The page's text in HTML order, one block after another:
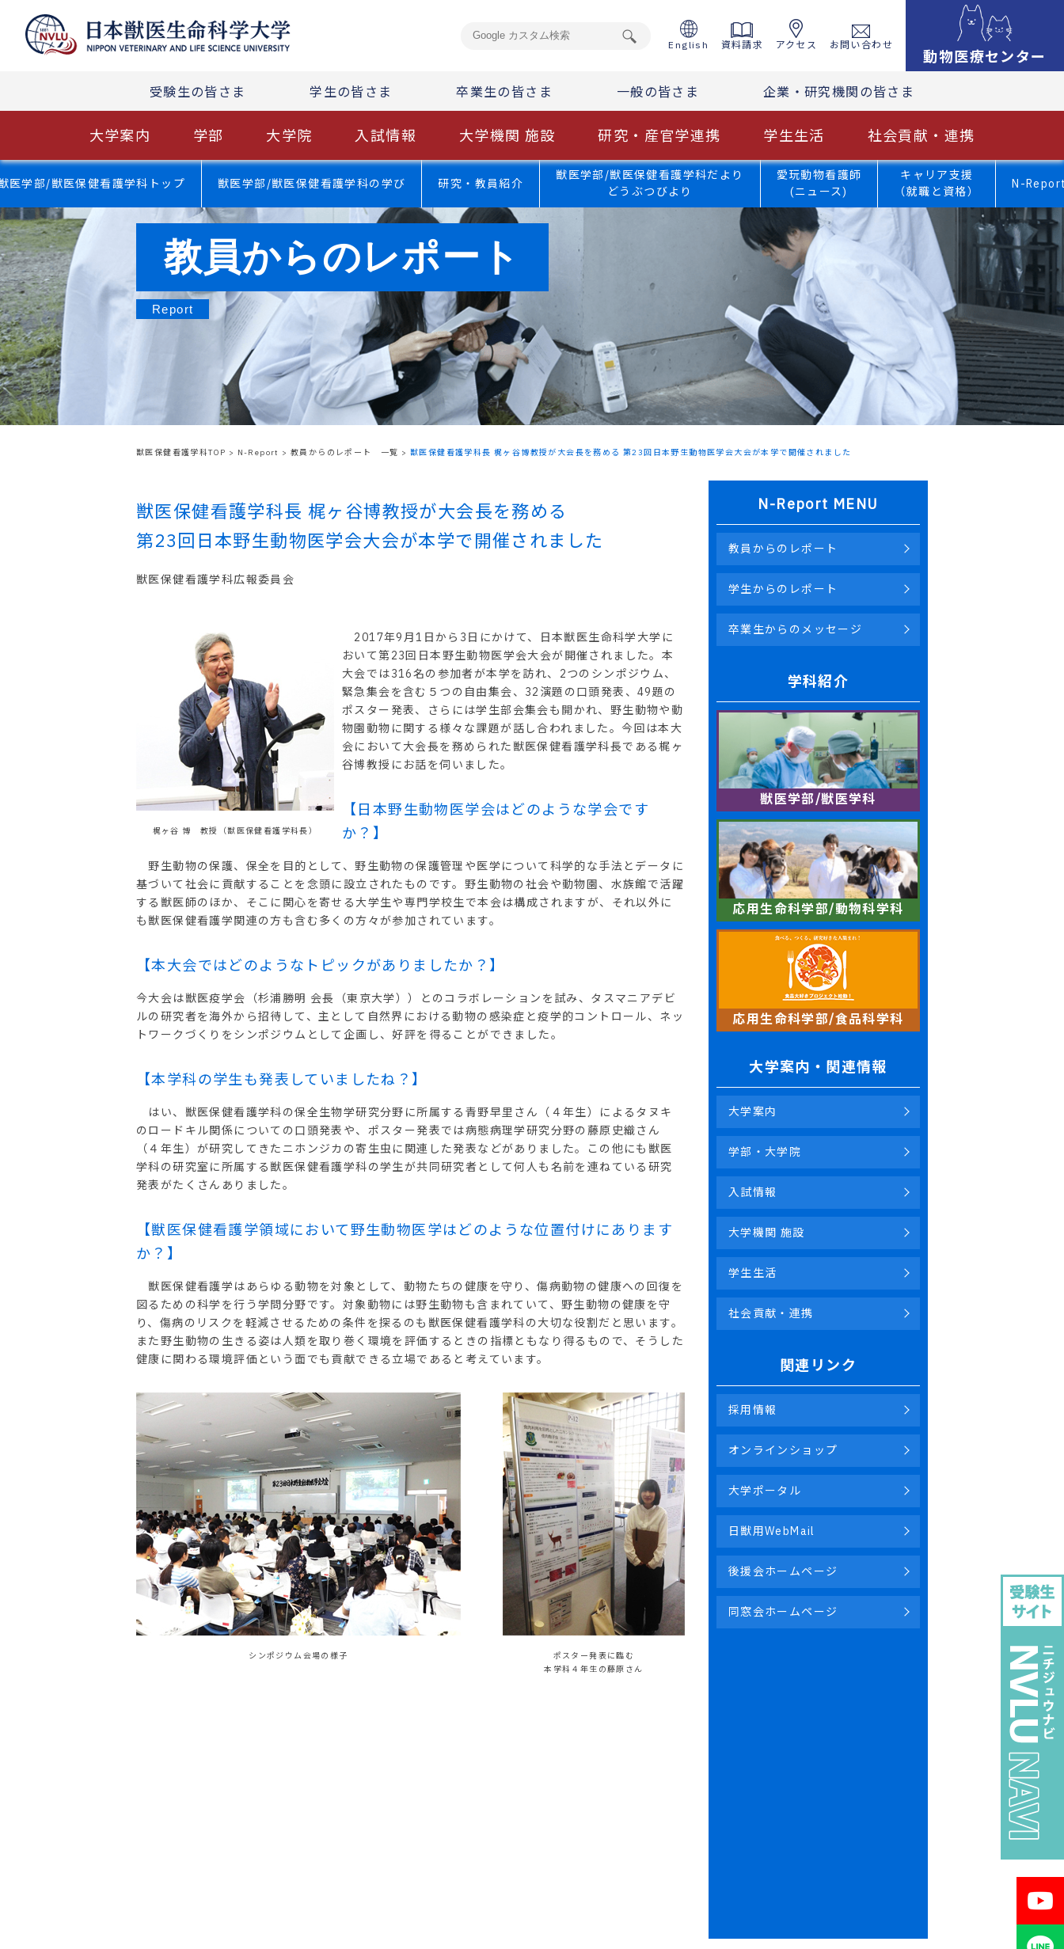
English 資料請求 アクセス お問い合わせ
動物医療センター
受験生の皆さま 学生の皆さま 卒業生の皆さま 一般の皆さま 企業・研究機関の皆さま
大学案内 学部 大学院 入試情報 大学機関 施設 研究・産官学連携 学生生活 社会貢献・連携
教員からのレポート
Report
医学部/獣医保健看護学科トップ 獣医学部/獣医保健看護学科の学び 研究・教員紹介
獣医学部/獣医保健看護学科だより
どうぶつびより
愛玩動物看護師
(ニュース)
キャリア支援
（就職と資格）
N-
獣医保健看護学科TOP > N-Report >教員からのレポート 一覧 >獣医保健看護学科長 梶ヶ谷博教授が大会長を務める 第23回日本野生動物医学会大会が本学で開催されました
獣医保健看護学科長 梶ヶ谷博教授が大会長を務める
第23回日本野生動物医学会大会が本学で開催されました
獣医保健看護学科広報委員会
梶ヶ谷 博 教授（獣医保健看護学科長）
2017年9月1日から3日にかけて、日本獣医生命科学大学に
おいて第23回日本野生動物医学会大会が開催されました。本
大会では316名の参加者が本学を訪れ、2つのシンポジウム、
緊急集会を含む５つの自由集会、32演題の口頭発表、49題の
ポスター発表、さらには学生部会集会も開かれ、野生動物や動
物園動物に関する様々な課題が話し合われました。今回は本大
会において大会長を務められた獣医保健看護学科長である梶ヶ
谷博教授にお話を伺いました。
【日本野生動物医学会はどのような学会です
か？】
野生動物の保護、保全を目的として、野生動物の保護管理や医学について科学的な手法とデータに
基づいて社会に貢献することを念頭に設立されたものです。野生動物の社会や動物園、水族館で活躍
する獣医師のほか、そこに関心を寄せる大学生や専門学校生で本会は構成されますが、それ以外に
も獣医保健看護学関連の方も含む多くの方々が参加されています。
【本大会ではどのようなトピックがありましたか？】
今大会は獣医疫学会（杉浦勝明 会長（東京大学））とのコラボレーションを試み、タスマニアデビ
ルの研究者を海外から招待して、主として自然界における動物の感染症と疫学的コントロール、ネッ
トワークづくりをシンポジウムとして企画し、好評を得ることができました。
【本学科の学生も発表していましたね？】
はい、獣医保健看護学科の保全生物学研究分野に所属する青野早里さん（４年生）によるタヌキ
のロードキル関係についての口頭発表や、ポスター発表では病態病理学研究分野の藤原史織さん
（４年生）が研究してきたニホンジカの寄生虫に関連した発表などがありました。この他にも獣医
学科の研究室に所属する獣医保健看護学科の学生が共同研究者として何人も名前を連ねている研究
発表がたくさんありました。
【獣医保健看護学領域において野生動物医学はどのような位置付けにあります
か？】
獣医保健看護学はあらゆる動物を対象として、動物たちの健康を守り、傷病動物の健康への回復を
図るための科学を行う学問分野です。対象動物には野生動物も含まれていて、野生動物の健康を守
り、傷病のリスクを軽減させるための条件を探るのも獣医保健看護学科の大切な役割だと思います。
また野生動物の生きる姿は人類を取り巻く環境を評価するときの指標ともなり得るもので、そうした
健康に関わる環境評価という面でも貢献できる立場であると考えています。
シンポジウム会場の様子
ポスター発表に臨む
本学科４年生の藤原さん
N-Report MENU
教員からのレポート
学生からのレポート
卒業生からのメッセージ
学科紹介
獣医学部/獣医学科
応用生命科学部/動物科学科
応用生命科学部/食品科学科
大学案内・関連情報
大学案内
学部・大学院
入試情報
大学機関 施設
学生生活
社会貢献・連携
関連リンク
採用情報
オンラインショップ
大学ポータル
日獣用WebMail
後援会ホームページ
同窓会ホームページ